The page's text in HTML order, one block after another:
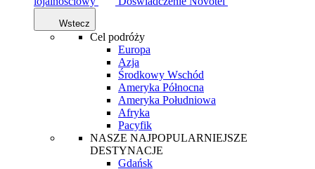
Wstecz
Cel podróży
Europa
Azja
Środkowy Wschód
Ameryka Północna
Ameryka Południowa
Afryka
Pacyfik
NASZE NAJPOPULARNIEJSZE
DESTYNACJE
Gdańsk